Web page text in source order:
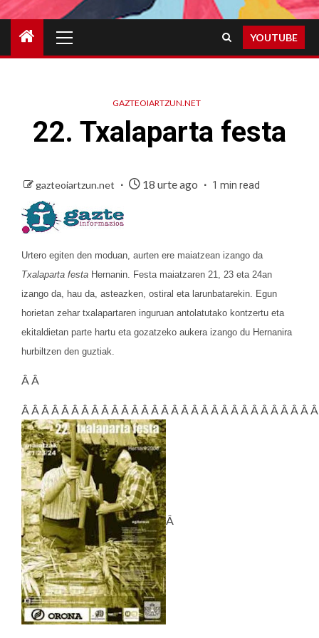
Menu
YOUTUBE
GAZTEOIARTZUN.NET
22. Txalaparta festa
gazteoiartzun.net 18 urte ago 1 min read
Urtero egiten den moduan, aurten ere maiatzean izango da
Txalaparta festa Hernanin. Festa maiatzaren 21, 23 eta 24an
izango da, hau da, asteazken, ostiral eta larunbatarekin. Egun
horietan zehar txalapartaren inguruan antolatutako kontzertu eta
ekitaldietan parte hartu eta gozatzeko aukera izango du Hernanira
hurbiltzen den guztiak.
Â Â
Â Â Â Â Â Â Â Â Â Â Â Â Â Â Â Â Â Â Â Â Â Â Â Â Â Â Â Â Â
Â